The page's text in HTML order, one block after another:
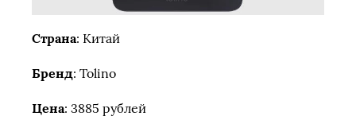
Страна: Китай
Бренд: Tolino
Цена: 3885 рублей